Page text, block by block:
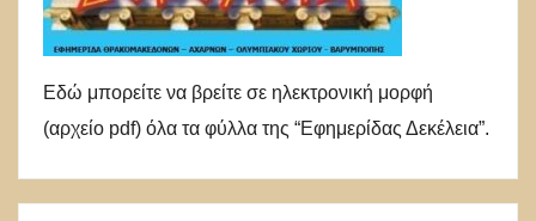
Εδώ μπορείτε να βρείτε σε ηλεκτρονική μορφή
(αρχείο pdf) όλα τα φύλλα της “Εφημερίδας Δεκέλεια”.